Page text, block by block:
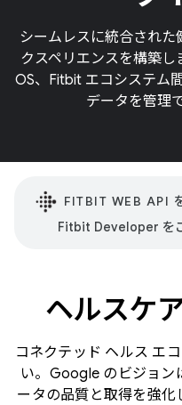
シームレスに統合され
クスペリエンスを構築
OS、Fitbit エコシステム
データを管理
FITBIT WEB API
Fitbit Developer をご
ヘルスケ
コネクテッド ヘルス エ
い。Google のビジョン
ータの品質と取得を強化